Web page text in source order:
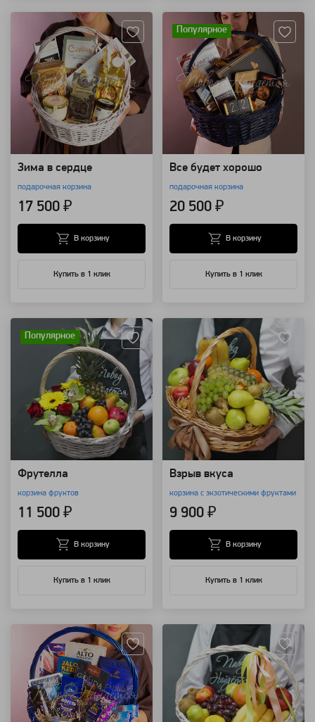
Зима в сердце
подарочная корзина
17 500 ₽
Купить в 1 клик
В корзину
Популярное
Все будет хорошо
подарочная корзина
20 500 ₽
Купить в 1 клик
В корзину
Популярное
Фрутелла
корзина фруктов
11 500 ₽
Купить в 1 клик
В корзину
Взрыв вкуса
корзина с экзотическими фруктами
9 900 ₽
Купить в 1 клик
В корзину